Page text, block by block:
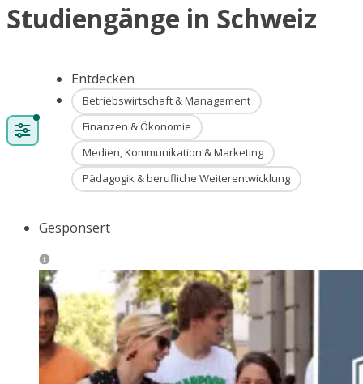
Studiengänge in Schweiz
Entdecken
Betriebswirtschaft & Management
Finanzen & Ökonomie
Medien, Kommunikation & Marketing
Pädagogik & berufliche Weiterentwicklung
Gesponsert